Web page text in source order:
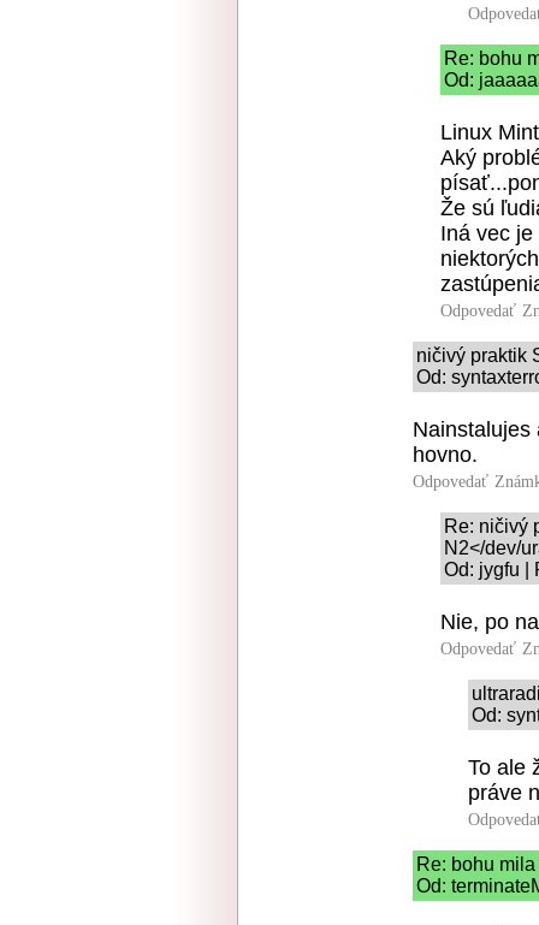
Re: bohu
Od:
Linux
Aký
Že sú
Iná vec
Odpovedať
ničivý praktik
Od:
Nainstalujes
hovno.
Odpovedať
Re: ničivý
N2</dev/
Od: jygfu |
Nie, po
Odpovedať
Od:
To ale
práve
Re: bohu
Od: